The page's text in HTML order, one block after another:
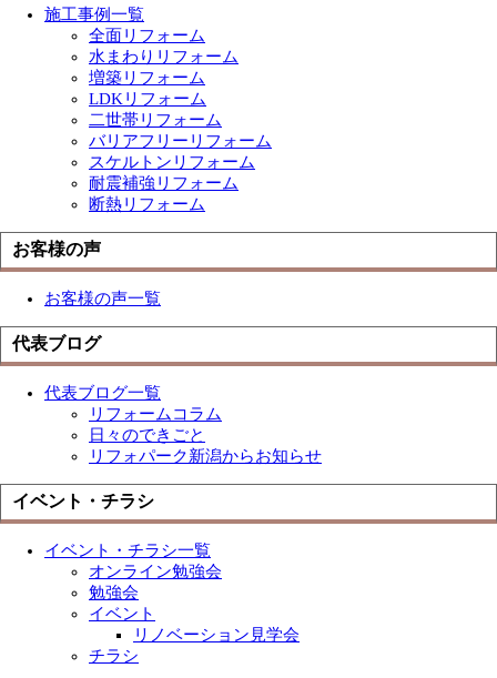
施工事例一覧
全面リフォーム
水まわりリフォーム
増築リフォーム
LDKリフォーム
二世帯リフォーム
バリアフリーリフォーム
スケルトンリフォーム
耐震補強リフォーム
断熱リフォーム
お客様の声
お客様の声一覧
代表ブログ
代表ブログ一覧
リフォームコラム
日々のできごと
リフォパーク新潟からお知らせ
イベント・チラシ
イベント・チラシ一覧
オンライン勉強会
勉強会
イベント
リノベーション見学会
チラシ